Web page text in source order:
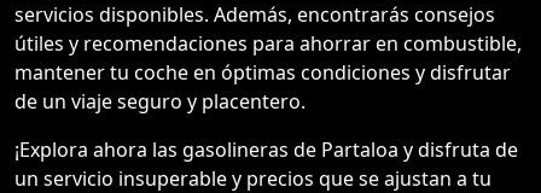
servicios disponibles. Además, encontrarás consejos
útiles y recomendaciones para ahorrar en combustible,
mantener tu coche en óptimas condiciones y disfrutar
de un viaje seguro y placentero.
¡Explora ahora las gasolineras de Partaloa y disfruta de
un servicio insuperable y precios que se ajustan a tu